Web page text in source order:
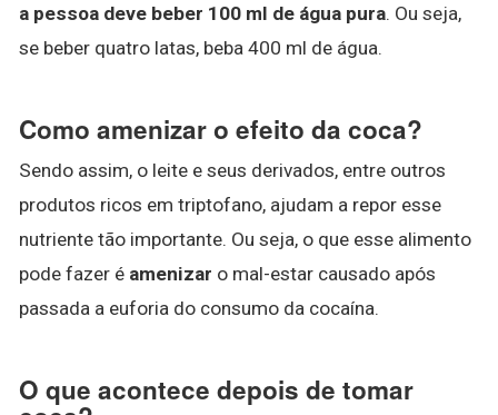
a pessoa deve beber 100 ml de água pura. Ou seja,
se beber quatro latas, beba 400 ml de água.
Como amenizar o efeito da coca?
Sendo assim, o leite e seus derivados, entre outros
produtos ricos em triptofano, ajudam a repor esse
nutriente tão importante. Ou seja, o que esse alimento
pode fazer é amenizar o mal-estar causado após
passada a euforia do consumo da cocaína.
O que acontece depois de tomar